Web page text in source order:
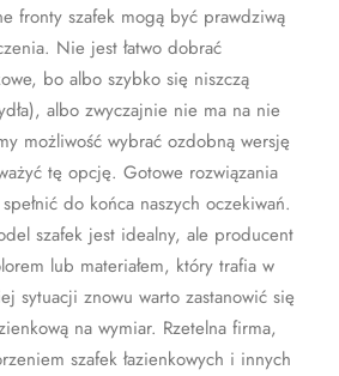
fronty szafek mogą być prawdziwą
Nie jest łatwo dobrać
bo albo szybko się niszczą
albo zwyczajnie nie ma na nie
możliwość wybrać ozdobną wersję
tę opcję. Gotowe rozwiązania
do końca naszych oczekiwań.
szafek jest idealny, ale producent
lub materiałem, który trafia w
sytuacji znowu warto zastanowić się
na wymiar. Rzetelna firma,
szafek łazienkowych i innych